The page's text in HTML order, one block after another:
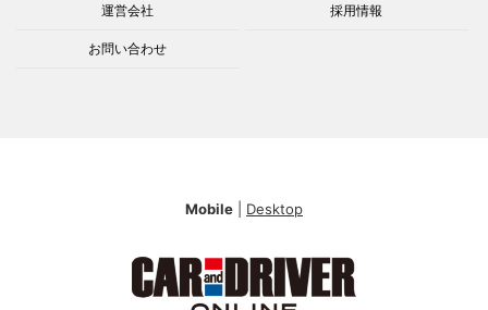
運営会社 採用情報
お問い合わせ
Mobile Desktop